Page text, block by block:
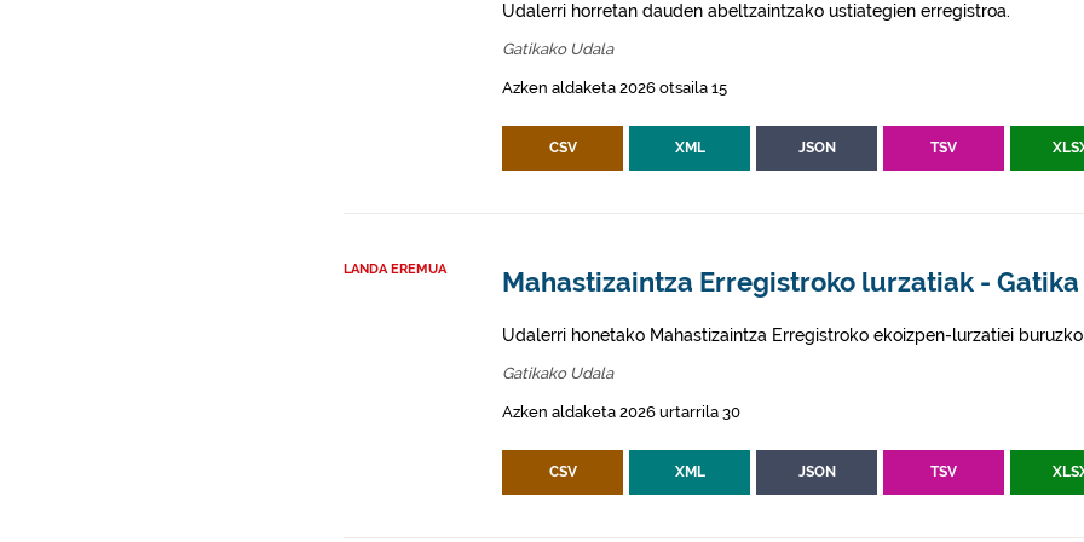
Udalerri horretan dauden abeltzaintzako ustiategien erregistroa.
Gatikako Udala
Azken aldaketa 2026 otsaila 15
CSV XML JSON TSV
LANDA EREMUA Mahastizaintza Erregistroko lurzatiak - Gatika
Udalerri honetako Mahastizaintza Erregistroko ekoizpen-lurzatiei
Gatikako Udala
Azken aldaketa 2026 urtarrila 30
CSV XML JSON TSV